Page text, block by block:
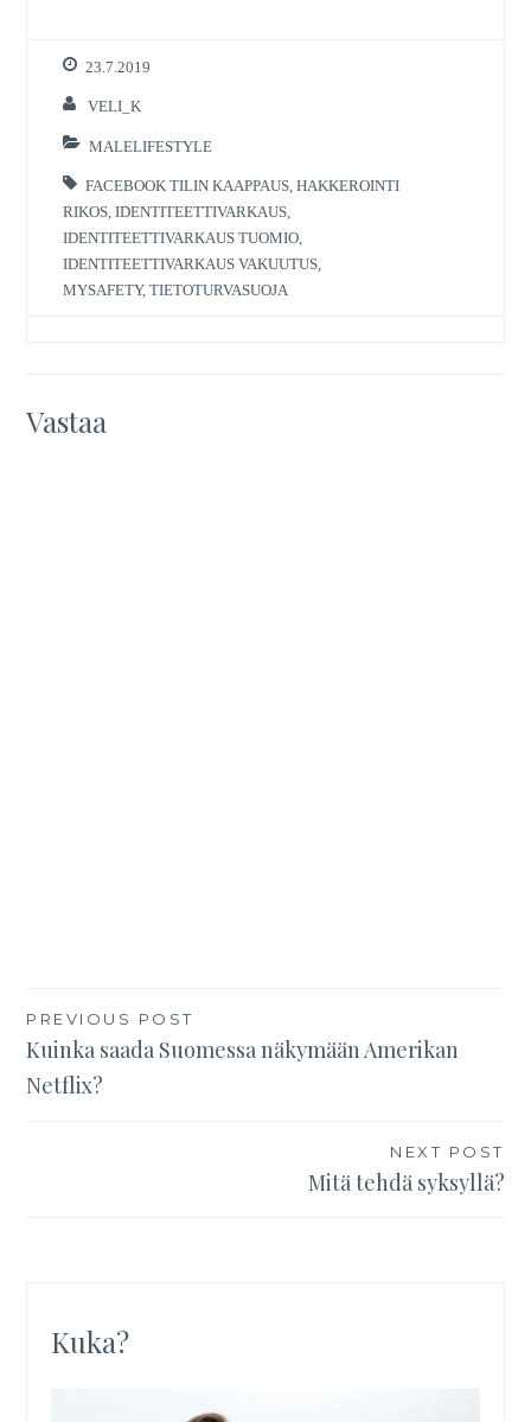
23.7.2019
VELI_K
MALELIFESTYLE
FACEBOOK TILIN KAAPPAUS ,HAKKEROINTI
RIKOS ,IDENTITEETTIVARKAUS
IDENTITEETTIVARKAUS TUOMIO
IDENTITEETTIVARKAUS VAKUUTUS
MYSAFETY,TIETOTURVASUOJA
Vastaa
PREVIOUS POST
Kuinka saada Suomessa näkymään Amerikan
Netflix?
NEXT POST
Mitä tehdä syksyllä?
Kuka?